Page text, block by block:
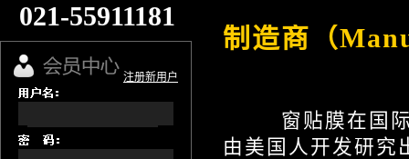
021-55911181
注册新用户
制造商（
窗贴膜在国际上
由美国人开发研究